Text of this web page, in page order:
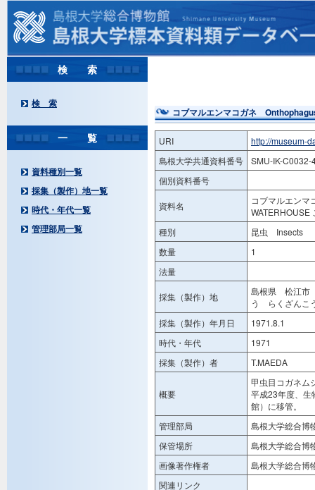
検 索
検 索
一 覧
資料種別一覧
採集（製作）地一覧
時代・年代一覧
管理部局一覧
コブマルエンマコガネ
URI
http://museum-
島根大学共通資料番号
SMU-IK-C0032-
個別資料番号
資料名
コブマルエン
WATERHOUSE
種別
昆虫 Insects
数量
1
法量
採集（製作）地
島根県 松江市
う らくざんこ
採集（製作）年月日
1971.8.1
時代・年代
1971
採集（製作）者
T.MAEDA
概要
甲虫目コガネム
平成23年度、生
館）に移管。
管理部局
島根大学総合博
保管場所
島根大学総合博
画像著作権者
島根大学総合博
関連リンク